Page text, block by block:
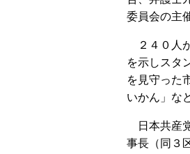
委員会の主
２４０人
を示しスタ
を見守った
いかん」な
日本共産
事長（同３